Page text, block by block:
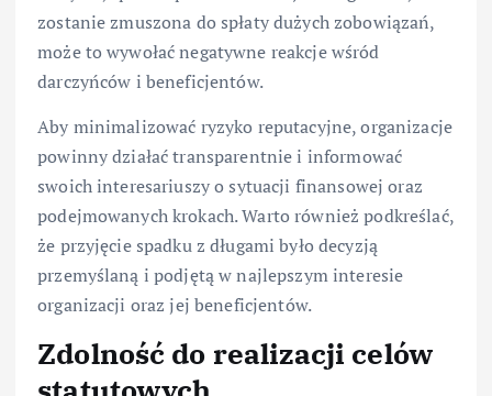
zostanie zmuszona do spłaty dużych zobowiązań,
może to wywołać negatywne reakcje wśród
darczyńców i beneficjentów.
Aby minimalizować ryzyko reputacyjne, organizacje
powinny działać transparentnie i informować
swoich interesariuszy o sytuacji finansowej oraz
podejmowanych krokach. Warto również podkreślać,
że przyjęcie spadku z długami było decyzją
przemyślaną i podjętą w najlepszym interesie
organizacji oraz jej beneficjentów.
Zdolność do realizacji celów